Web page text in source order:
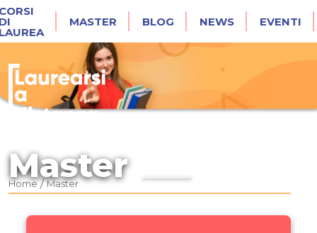
MASTER BLOG NEWS EVENTI
Master
Home/Master